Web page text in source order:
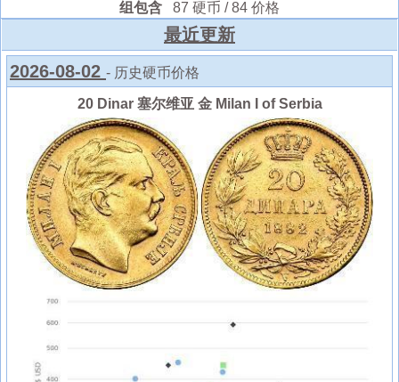
组包含 87 硬币 / 84 价格
最近更新
2026-08-02 - 历史硬币价格
20 Dinar 塞尔维亚 金 Milan I of Serbia